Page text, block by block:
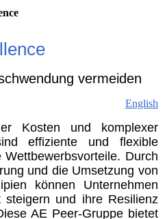
vermeiden
English
Kosten und komplexer
effiziente und flexible
Durch
und die Umsetzung von
können Unternehmen
steigern und ihre Resilienz
AE Peer-Gruppe bietet